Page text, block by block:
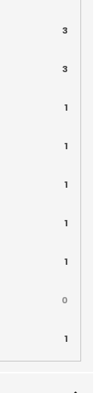
3
3
1
1
1
1
1
0
1